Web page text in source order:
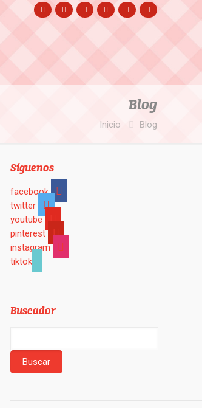
Blog
Inicio Blog
Síguenos
facebook
twitter
youtube
pinterest
instagram
tiktok
Buscador